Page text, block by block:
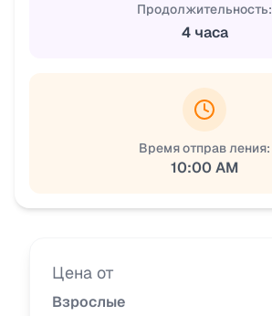
Продолжительность:
4 часа
Время отправ ления:
10:00 AM
Цена от
Взрослые